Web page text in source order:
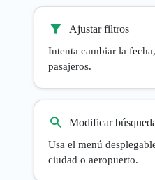
Ajustar filtros
Intenta cambiar la
pasajeros.
Modificar
Usa el menú
ciudad o aeropuerto.